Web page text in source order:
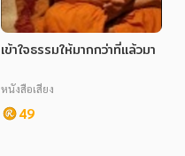
เข้าใจธรรมให้มากกว่าที่แล้วมา
หนังสือเสียง
49